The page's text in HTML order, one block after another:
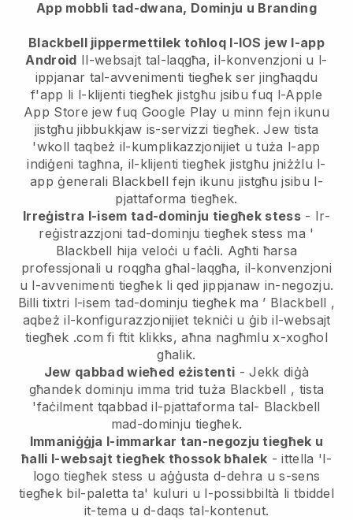
App mobbli tad-dwana, Dominju u Branding
Blackbell jippermettilek toħloq l-IOS jew l-app
Android Il-websajt tal-laqgħa, il-konvenzjoni u l-
ippjanar tal-avvenimenti tiegħek ser jingħaqdu
f'app li l-klijenti tiegħek jistgħu jsibu fuq l-Apple
App Store jew fuq Google Play u minn fejn ikunu
jistgħu jibbukkjaw is-servizzi tiegħek. Jew tista
'wkoll taqbeż il-kumplikazzjonijiet u tuża l-app
indiġeni tagħna, il-klijenti tiegħek jistgħu jniżżlu l-
app ġenerali Blackbell fejn ikunu jistgħu jsibu l-
pjattaforma tiegħek.
Irreġistra l-isem tad-dominju tiegħek stess- Ir-
reġistrazzjoni tad-dominju tiegħek stess ma '
Blackbell hija veloċi u faċli. Agħti ħarsa
professjonali u roqgħa għal-laqgħa, il-konvenzjoni
u l-avvenimenti tiegħek li qed jippjanaw in-negozju.
Billi tixtri l-isem tad-dominju tiegħek ma ’ Blackbell ,
aqbeż il-konfigurazzjonijiet tekniċi u ġib il-websajt
tiegħek .com fi ftit klikks, aħna nagħmlu x-xogħol
għalik.
Jew qabbad wieħed eżistenti - Jekk diġà
għandek dominju imma trid tuża Blackbell , tista
'faċilment tqabbad il-pjattaforma tal- Blackbell
mad-dominju tiegħek.
Immaniġġja l-immarkar tan-negozju tiegħek u
ħalli l-websajt tiegħek tħossok bħalek - ittella 'l-
logo tiegħek stess u aġġusta d-dehra u s-sens
tiegħek bil-paletta ta' kuluri u l-possibbiltà li tbiddel
it-tema u d-daqs tal-kontenut.